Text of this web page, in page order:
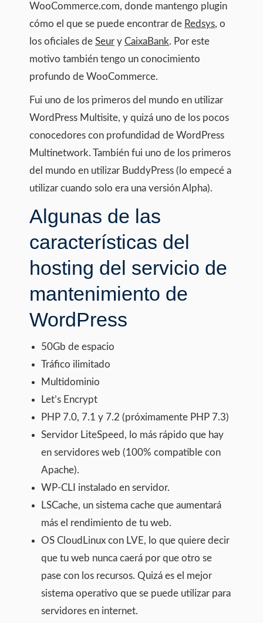
WooCommerce.com, donde mantengo plugin
cómo el que se puede encontrar de Redsys, o
los oficiales de Seur y CaixaBank. Por este
motivo también tengo un conocimiento
profundo de WooCommerce.
Fui uno de los primeros del mundo en utilizar
WordPress Multisite, y quizá uno de los pocos
conocedores con profundidad de WordPress
Multinetwork. También fui uno de los primeros
del mundo en utilizar BuddyPress (lo empecé a
utilizar cuando solo era una versión Alpha).
Algunas de las
características del
hosting del servicio de
mantenimiento de
WordPress
50Gb de espacio
Tráfico ilimitado
Multidominio
Let’s Encrypt
PHP 7.0, 7.1 y 7.2 (próximamente PHP 7.3)
Servidor LiteSpeed, lo más rápido que hay
en servidores web (100% compatible con
Apache).
WP-CLI instalado en servidor.
LSCache, un sistema cache que aumentará
más el rendimiento de tu web.
OS CloudLinux con LVE, lo que quiere decir
que tu web nunca caerá por que otro se
pase con los recursos. Quizá es el mejor
sistema operativo que se puede utilizar para
servidores en internet.